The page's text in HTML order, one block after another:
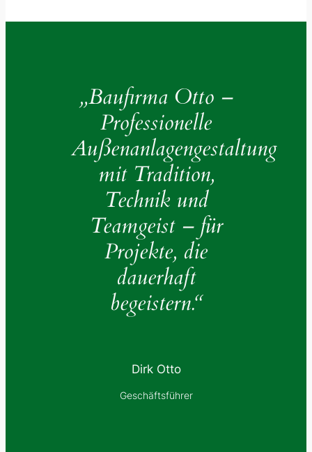
„Baufirma Otto –
Professionelle
Außenanlagengestaltung
mit Tradition,
Technik und
Teamgeist – für
Projekte, die
dauerhaft
begeistern.“
Dirk Otto
Geschäftsführer